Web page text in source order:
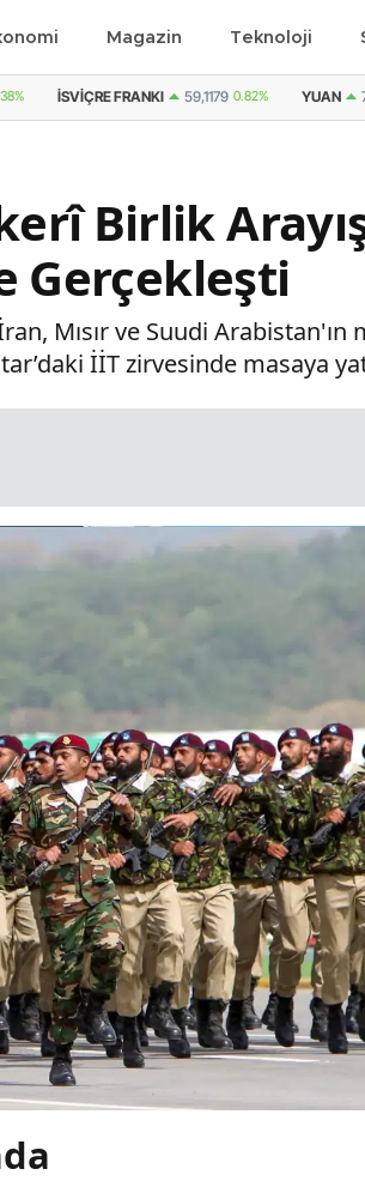
Magazin Teknoloji
İSVIÇRE FRANKI 59,1179 0.82% YUAN
Birlik
Gerçekleşti
Mısır ve Suudi Arabistan'ın
İİT zirvesinde masaya